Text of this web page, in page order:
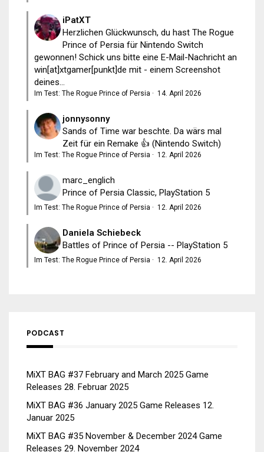
iPatXT
Herzlichen Glückwunsch, du hast The Rogue
Prince of Persia für Nintendo Switch
gewonnen! Schick uns bitte eine E-Mail-Nachricht an
win[at]xtgamer[punkt]de mit - einem Screenshot
deines...
Im Test: The Rogue Prince of Persia · 14. April 2026
jonnysonny
Sands of Time war beschte. Da wärs mal
Zeit für ein Remake 👍 (Nintendo Switch)
Im Test: The Rogue Prince of Persia · 12. April 2026
marc_englich
Prince of Persia Classic, PlayStation 5
Im Test: The Rogue Prince of Persia · 12. April 2026
Daniela Schiebeck
Battles of Prince of Persia -- PlayStation 5
Im Test: The Rogue Prince of Persia · 12. April 2026
PODCAST
MiXT BAG #37 February and March 2025 Game
Releases 28. Februar 2025
MiXT BAG #36 January 2025 Game Releases 12.
Januar 2025
MiXT BAG #35 November & December 2024 Game
Releases 29. November 2024